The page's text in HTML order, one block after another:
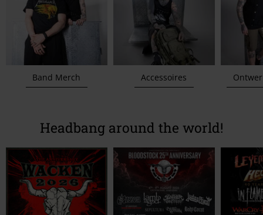
Band Merch Accessoires Ontwerp
Headbang around the world!